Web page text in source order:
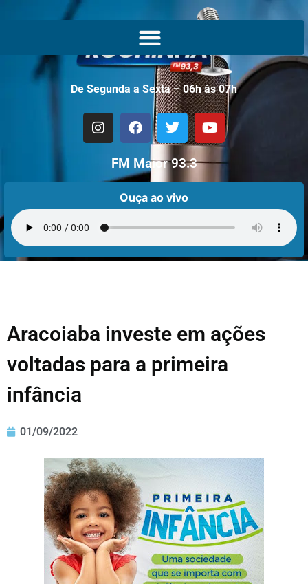
De Segunda a Sexta – 06h às 07h
FM Maior 93.3
Ouça ao vivo
Aracoiaba investe em ações
voltadas para a primeira
infância
01/09/2022